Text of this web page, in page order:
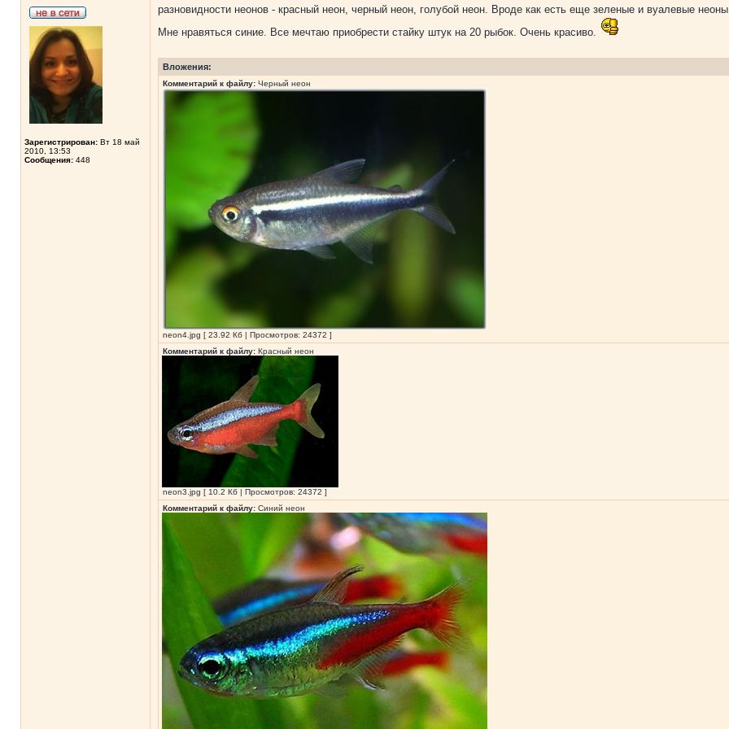
Зарегистрирован: Вт 18 май
2010, 13:53
Сообщения: 448
разновидности неонов - красный неон, черный неон, голубой неон. Вроде как есть еще зеленые и вуалевые
Мне нравяться синие. Все мечтаю приобрести стайку штук на 20 рыбок. Очень красиво.
Вложения:
Комментарий к файлу: Черный неон
neon4.jpg [ 23.92 Кб | Просмотров: 24372 ]
Комментарий к файлу: Красный неон
neon3.jpg [ 10.2 Кб | Просмотров: 24372 ]
Комментарий к файлу: Синий неон